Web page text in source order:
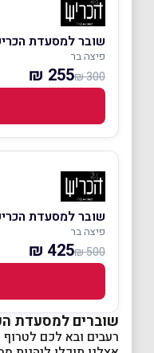
שובר למסעדת
פיצה בר
300 ₪
255 ₪
שובר למסעדת
פיצה בר
500 ₪
425 ₪
שוברים למסעדת
רעבים ובא לכם